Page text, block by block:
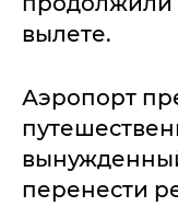
вылете.
Аэропорт
перенести